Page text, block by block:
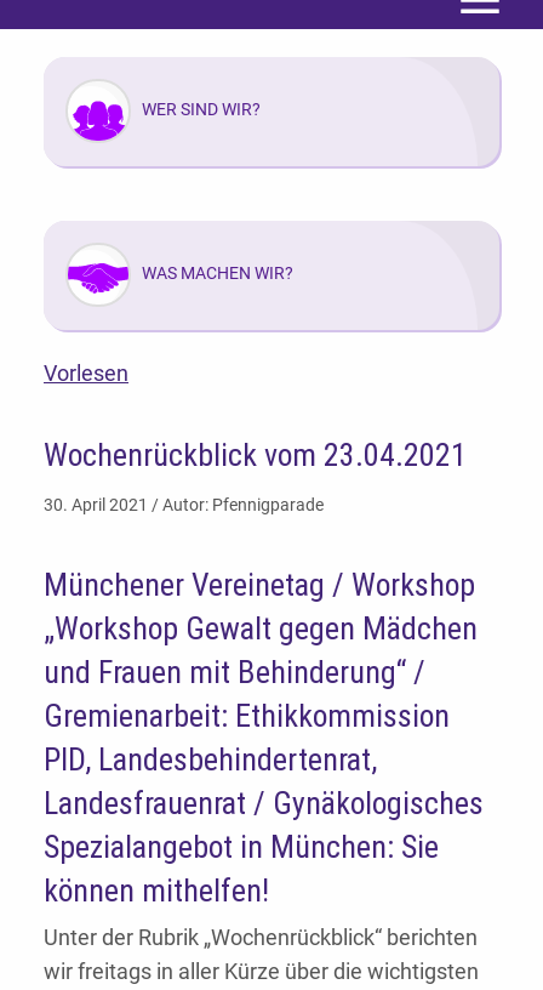
Menü
WER SIND WIR?
WAS MACHEN WIR?
Vorlesen
Wochenrückblick vom 23.04.2021
30. April 2021 / Autor: Pfennigparade
Münchener Vereinetag / Workshop
„Workshop Gewalt gegen Mädchen
und Frauen mit Behinderung“ /
Gremienarbeit: Ethikkommission
PID, Landesbehindertenrat,
Landesfrauenrat / Gynäkologisches
Spezialangebot in München: Sie
können mithelfen!
Unter der Rubrik „Wochenrückblick“ berichten
wir freitags in aller Kürze über die wichtigsten